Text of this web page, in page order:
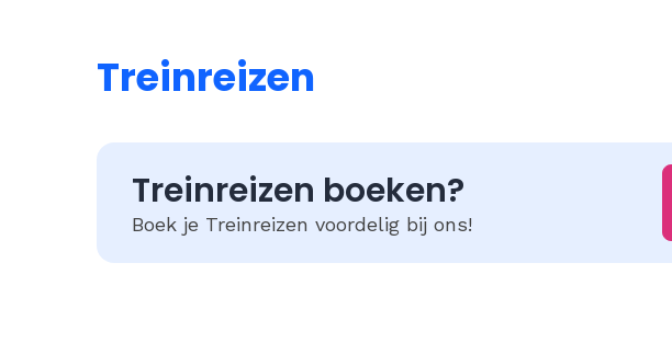
Treinreizen
Treinreizen boeken?
Boek je Treinreizen voordelig bij ons!